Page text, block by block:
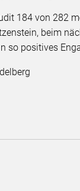
184 von 282
beim
so positives